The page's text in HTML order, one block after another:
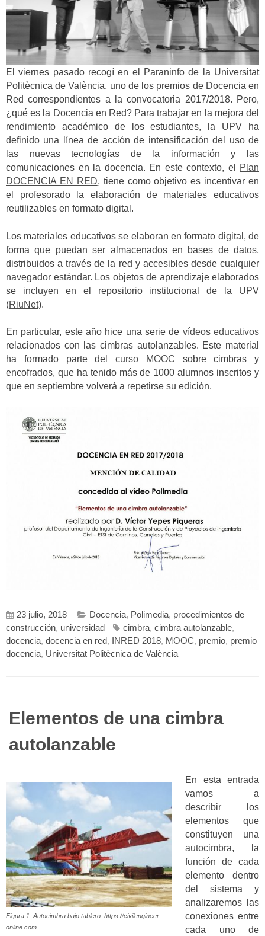
El viernes pasado recogí en el Paraninfo de la Universitat
Politècnica de València, uno de los premios de Docencia en
Red correspondientes a la convocatoria 2017/2018. Pero,
¿qué es la Docencia en Red? Para trabajar en la mejora del
rendimiento académico de los estudiantes, la UPV ha
definido una línea de acción de intensificación del uso de
las nuevas tecnologías de la información y las
comunicaciones en la docencia. En este contexto, el
Plan
DOCENCIA EN RED, tiene como objetivo es incentivar en
el profesorado la elaboración de materiales educativos
reutilizables en formato digital.
Los materiales educativos se elaboran en formato digital, de
forma que puedan ser almacenados en bases de datos,
distribuidos a través de la red y accesibles desde cualquier
navegador estándar. Los objetos de aprendizaje elaborados
se incluyen en el repositorio institucional de la UPV
(RiuNet).
En particular, este año hice una serie de vídeos educativos
relacionados con las cimbras autolanzables. Este material
ha formado parte del
curso MOOC sobre cimbras y
encofrados, que ha tenido más de 1000 alumnos inscritos y
que en septiembre volverá a repetirse su edición.
23 julio, 2018 Docencia, Polimedia, procedimientos de
construcción, universidad cimbra, cimbra autolanzable,
docencia, docencia en red, INRED 2018, MOOC, premio, premio
docencia, Universitat Politècnica de València
Elementos de una cimbra
autolanzable
Figura 1. Autocimbra bajo tablero. https://civilengineer-
online.com
En esta entrada
vamos a
describir los
elementos que
constituyen una
autocimbra, la
función de cada
elemento dentro
del sistema y
analizaremos las
conexiones entre
cada uno de